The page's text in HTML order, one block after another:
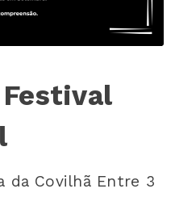
Festival
da Covilhã Entre 3